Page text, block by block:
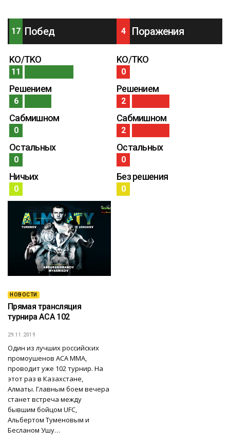
17 Побед
KO/TKO
11
Решением
6
Сабмишном
0
Остальных
0
Ничьих
0
4 Поражения
KO/TKO
0
Решением
2
Сабмишном
2
Остальных
0
Без решения
0
НОВОСТИ
Прямая трансляция
турнира ACA 102
29.11.2019
Один из лучших российских
промоушенов ACA MMA,
проводит уже 102 турнир. На
этот раз в Казахстане,
Алматы. Главным боем вечера
станет встреча между
бывшим бойцом UFC,
Альбертом Туменовым и
Бесланом Ушу…